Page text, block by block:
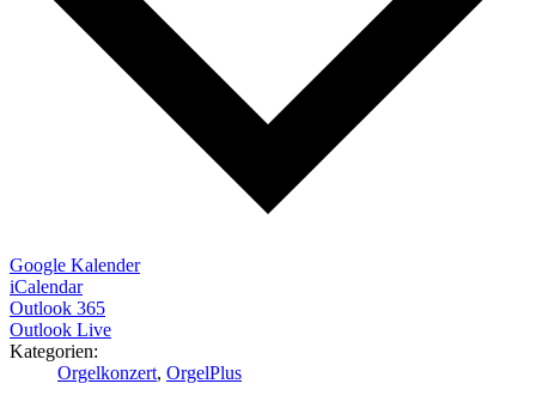
Google Kalender
iCalendar
Outlook 365
Outlook Live
Kategorien:
Orgelkonzert, OrgelPlus